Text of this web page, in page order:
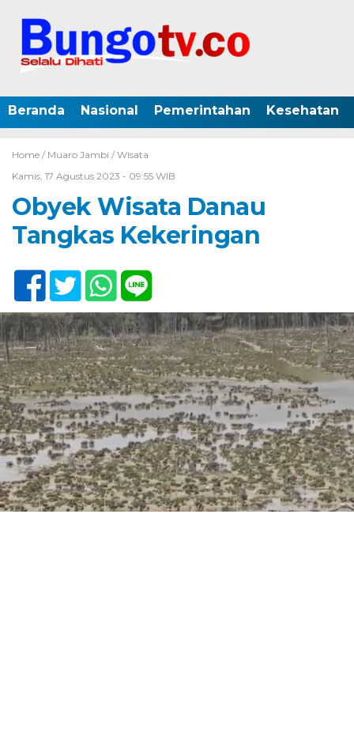
Beranda Nasional Pemerintahan Kesehatan
Home / Muaro Jambi / Wisata
Kamis, 17 Agustus 2023 - 09:55 WIB
Obyek Wisata Danau
Tangkas Kekeringan